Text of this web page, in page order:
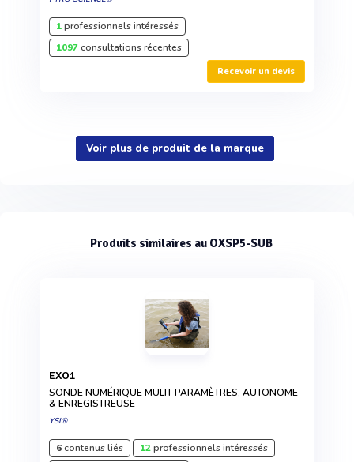
1professionnels intéressés
1097consultations récentes
Recevoir un devis
Voir plus de produit de la marque
Produits similaires au OXSP5-SUB
EXO1
SONDE NUMÉRIQUE MULTI-PARAMÈTRES, AUTONOME
& ENREGISTREUSE
YSI®
6contenus liés 12professionnels intéressés